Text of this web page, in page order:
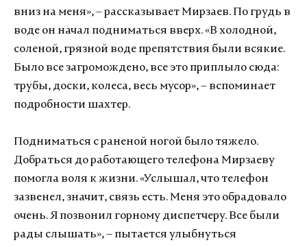
вниз на меня», – рассказывает Мирзаев. По грудь в
воде он начал подниматься вверх. «В холодной,
соленой, грязной воде препятствия были всякие.
Было все загромождено, все это приплыло сюда:
трубы, доски, колеса, весь мусор», – вспоминает
подробности шахтер.
Подниматься с раненой ногой было тяжело.
Добраться до работающего телефона Мирзаеву
помогла воля к жизни. «Услышал, что телефон
зазвенел, значит, связь есть. Меня это обрадовало
очень. Я позвонил горному диспетчеру. Все были
рады слышать», – пытается улыбнуться